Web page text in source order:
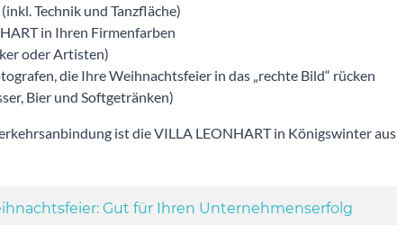
Technik und Tanzfläche)
in Ihren Firmenfarben
oder Artisten)
die Ihre Weihnachtsfeier in das „rechte Bild“ rücken
Bier und Softgetränken)
ist die VILLA LEONHART in Königswinter aus
Gut für Ihren Unternehmenserfolg